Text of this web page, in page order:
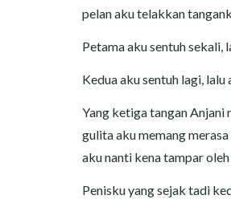
pelan aku telakkan
Petama aku sentuh sekali,
Kedua aku sentuh lagi,
Yang ketiga tangan Anjani
gulita aku memang
aku nanti kena tampar oleh
Penisku yang sejak tadi